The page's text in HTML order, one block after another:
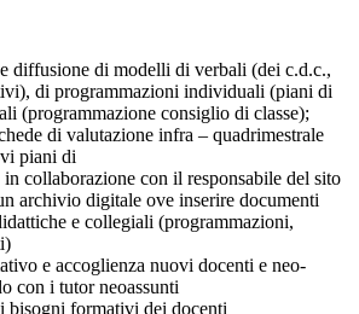
diffusione di modelli di verbali (dei c.d.c.,
di programmazioni individuali (piani di
(programmazione consiglio di classe);
di valutazione infra – quadrimestrale
piani di
collaborazione con il responsabile del sito
archivio digitale ove inserire documenti
e collegiali (programmazioni,
e accoglienza nuovi docenti e neo-
con i tutor neoassunti
bisogni formativi dei docenti